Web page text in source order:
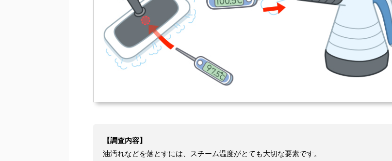
【調査内容】
油汚れなどを落とすには、スチーム温度がとても大切な要素です。